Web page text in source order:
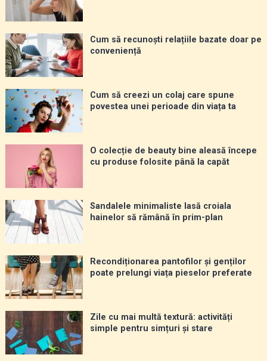
Cum să recunoști relațiile bazate doar pe
conveniență
Cum să creezi un colaj care spune
povestea unei perioade din viața ta
O colecție de beauty bine aleasă începe
cu produse folosite până la capăt
Sandalele minimaliste lasă croiala
hainelor să rămână în prim-plan
Recondiționarea pantofilor și genților
poate prelungi viața pieselor preferate
Zile cu mai multă textură: activități
simple pentru simțuri și stare